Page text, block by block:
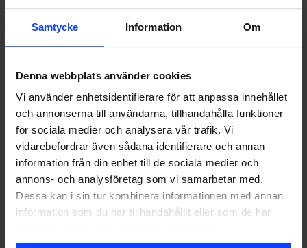
Samtycke Information Om
Denna webbplats använder cookies
Vi använder enhetsidentifierare för att anpassa innehållet
och annonserna till användarna, tillhandahålla funktioner
för sociala medier och analysera vår trafik. Vi
vidarebefordrar även sådana identifierare och annan
information från din enhet till de sociala medier och
annons- och analysföretag som vi samarbetar med.
Dessa kan i sin tur kombinera informationen med annan
information som du har tillhandahållit eller som de har
0
Stadium – När innehåll blir identitet
2025-09-05
View Larger More Details
Skånska byggvaror – Drömmen om uterummet
2025-09-05
Love0